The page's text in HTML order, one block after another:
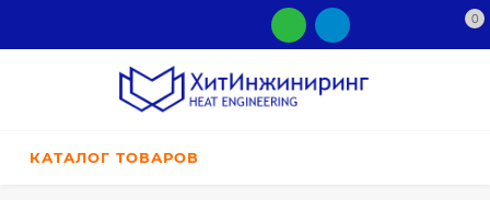
0
КАТАЛОГ ТОВАРОВ